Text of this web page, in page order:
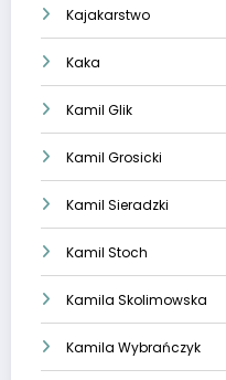
Kajakarstwo
Kaka
Kamil Glik
Kamil Grosicki
Kamil Sieradzki
Kamil Stoch
Kamila Skolimowska
Kamila Wybrańczyk